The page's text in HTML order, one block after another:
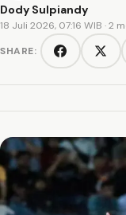
Dody Sulpiandy
18 Juli 2026, 07:16 WIB · 2
SHARE:
Facebook